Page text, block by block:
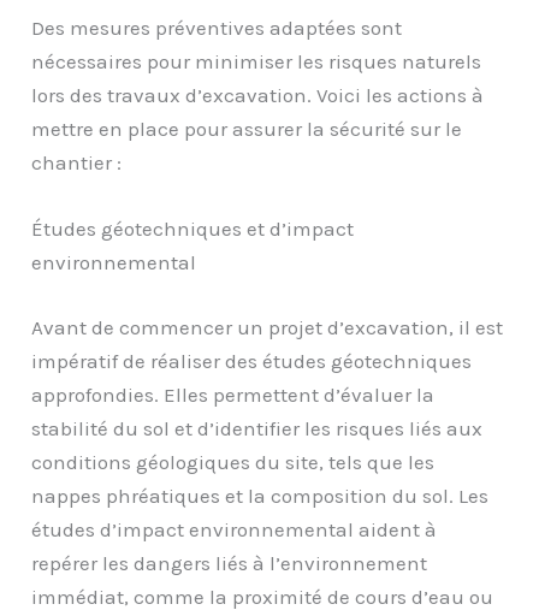
Des mesures préventives adaptées sont
nécessaires pour minimiser les risques naturels
lors des travaux d’excavation. Voici les actions à
mettre en place pour assurer la sécurité sur le
chantier :
Études géotechniques et d’impact
environnemental
Avant de commencer un projet d’excavation, il est
impératif de réaliser des études géotechniques
approfondies. Elles permettent d’évaluer la
stabilité du sol et d’identifier les risques liés aux
conditions géologiques du site, tels que les
nappes phréatiques et la composition du sol. Les
études d’impact environnemental aident à
repérer les dangers liés à l’environnement
immédiat, comme la proximité de cours d’eau ou